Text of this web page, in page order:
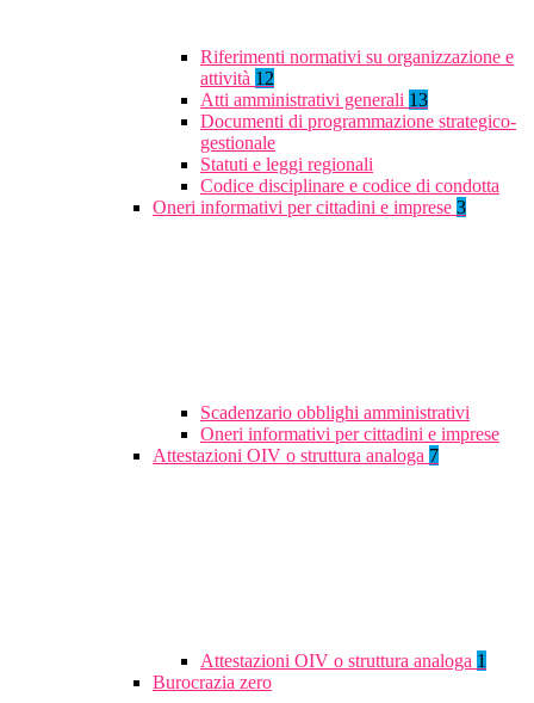
Riferimenti normativi su organizzazione e
attività 12
Atti amministrativi generali 13
Documenti di programmazione strategico-
gestionale
Statuti e leggi regionali
Codice disciplinare e codice di condotta
Oneri informativi per cittadini e imprese 3
Scadenzario obblighi amministrativi
Oneri informativi per cittadini e imprese
Attestazioni OIV o struttura analoga 7
Attestazioni OIV o struttura analoga 1
Burocrazia zero